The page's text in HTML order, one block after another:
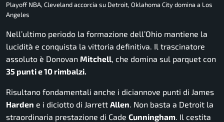
Playoff NBA, Cleveland accorcia su Detroit, Oklahoma City domina a Los
Angeles
Nell’ultimo periodo la formazione dell’Ohio mantiene la
lucidità e conquista la vittoria definitiva. Il trascinatore
assoluto è Donovan Mitchell, che domina sul parquet con
35 punti e 10 rimbalzi.
Risultano fondamentali anche i diciannove punti di James
Harden e i diciotto di Jarrett Allen. Non basta a Detroit la
straordinaria prestazione di Cade Cunningham. Il cestita